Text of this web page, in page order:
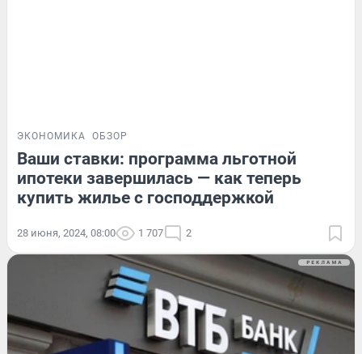
ЭКОНОМИКА ОБЗОР
Ваши ставки: программа льготной
ипотеки завершилась — как теперь
купить жилье с господдержкой
28 июня, 2024, 08:00 1 707 2